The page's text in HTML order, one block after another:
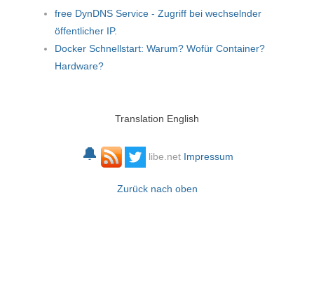
free DynDNS Service - Zugriff bei wechselnder
öffentlicher IP.
Docker Schnellstart: Warum? Wofür Container?
Hardware?
Translation English
🔔 libe.net Impressum
Zurück nach oben